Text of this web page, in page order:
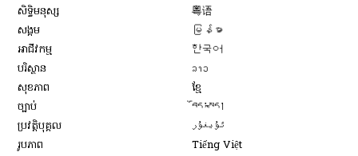
សិទ្ធិ​មនុស្ស
សង្គម
អាជីវកម្ម
បរិស្ថាន
សុខភាព
ច្បាប់
ប្រវត្តិបុគ្គល
រូបភាព
粤语
မြန်မာ
한국어
ລາວ
ខ្មែ
བོད་སྐད།
ئۇيغۇر
Tiếng Việt